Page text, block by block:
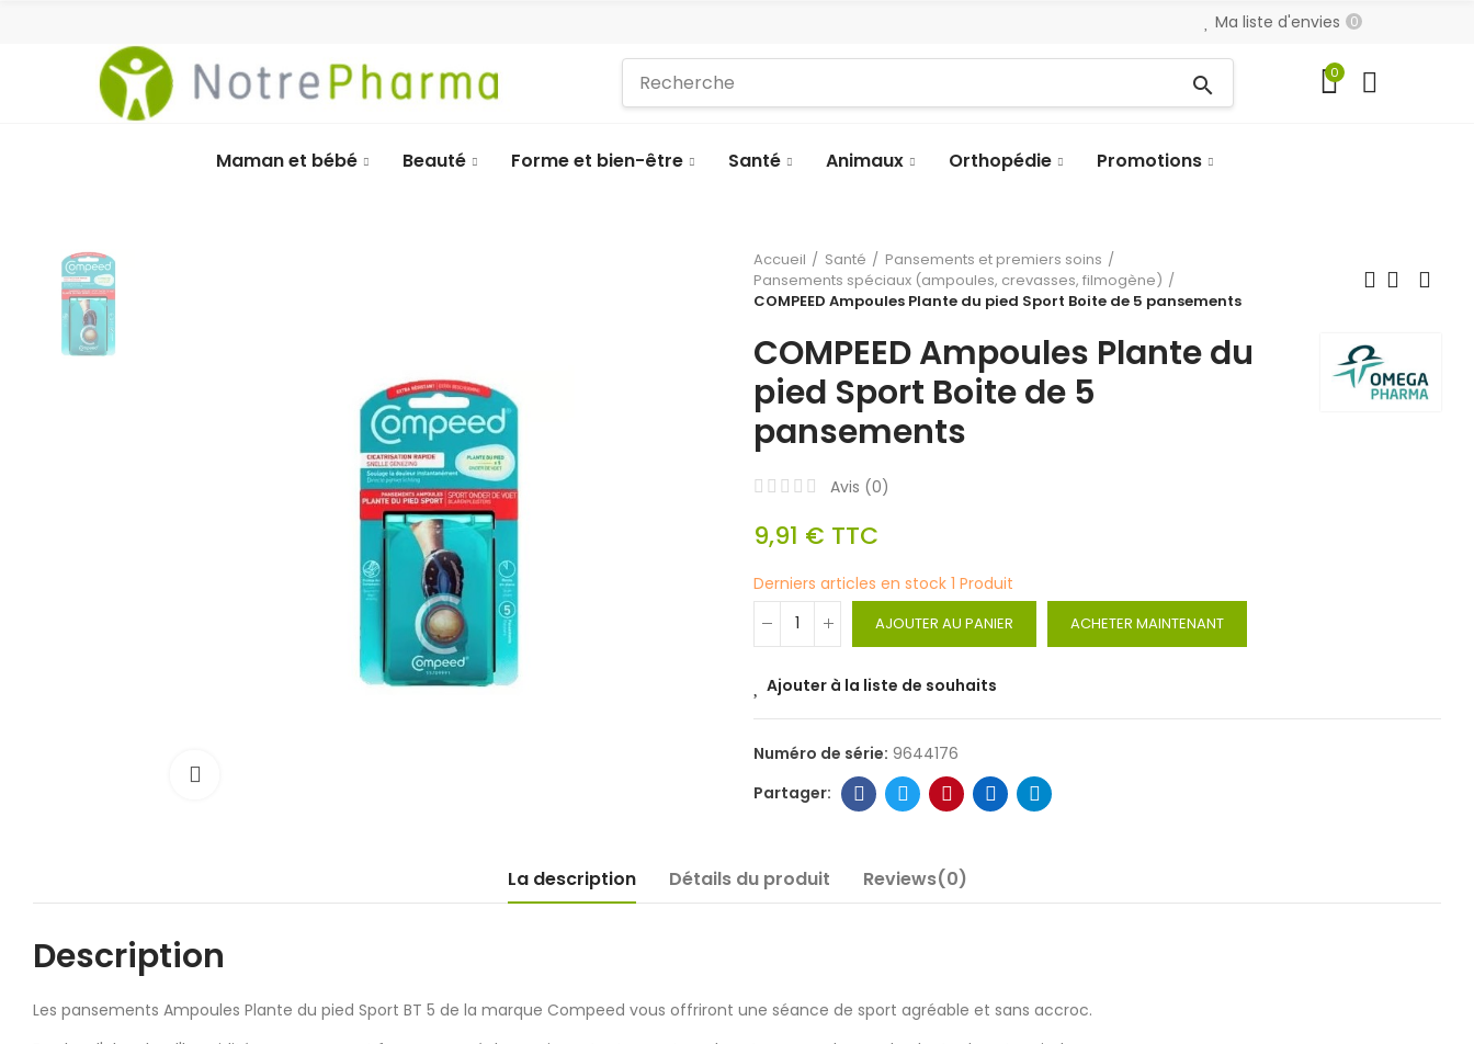
Ma liste d'envies 0
search 0
Maman et bébé Beauté Forme et bien-être Santé Animaux Orthopédie Promotions
Accueil Santé
Pansements et premiers soins
Pansements spéciaux (ampoules, crevasses, filmogène)
COMPEED Ampoules Plante du pied Sport Boite de 5 pansements
COMPEED Ampoules Plante du
pied Sport Boite de 5
pansements
Avis (0)
9,91 € TTC
Derniers articles en stock 1 Produit
AJOUTER AU PANIER ACHETER MAINTENANT
Ajouter à la liste de souhaits
Numéro de série: 9644176
La description Détails du produit Reviews(0)
Description
Les pansements Ampoules Plante du pied Sport BT 5 de la marque Compeed vous offriront une séance de sport agréable et sans accroc.